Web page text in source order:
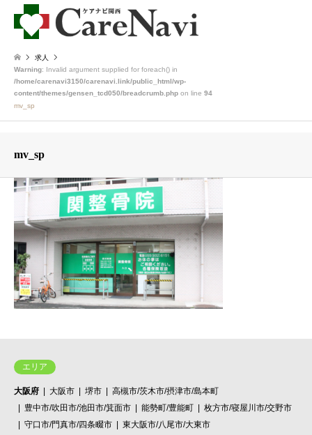
求人
Warning: Invalid argument supplied for foreach() in
/home/carenavi3150/carenavi.link/public_html/wp-
content/themes/gensen_tcd050/breadcrumb.php on line 94
mv_sp
mv_sp
エリア
大阪府 大阪市 堺市
高槻市/茨木市/摂津市/島本町
豊中市/吹田市/池田市/箕面市
能勢町/豊能町
枚方市/寝屋川市/交野市
守口市/門真市/四条畷市
東大阪市/八尾市/大東市